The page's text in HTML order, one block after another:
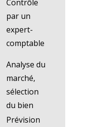
Contrôle
par un
expert-
comptable
Analyse du
marché,
sélection
du bien
Prévision